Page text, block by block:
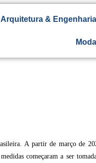
Arquitetura & Engenharia
Moda
A partir de março de
começaram a ser